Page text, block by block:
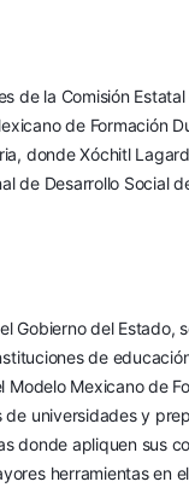
de la Comisión
de Formación
donde Xóchitl
de Desarrollo Social
Gobierno del Estado,
de
Modelo Mexicano de
universidades y
donde apliquen sus
herramientas en